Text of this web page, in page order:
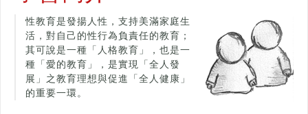
性教育是發揚人性，支持美滿家庭生
活，對自己的性行為負責任的教育；
其可說是一種「人格教育」，也是一
種「愛的教育」，是實現「全人發
展」之教育理想與促進「全人健康」
的重要一環。